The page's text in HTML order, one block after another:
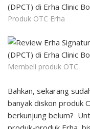
Produk OTC Erha
Membeli produk OTC
Bahkan, sekarang
banyak diskon produk
berkunjung belum?